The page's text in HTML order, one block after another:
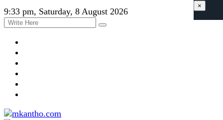
9:33 pm, Saturday, 8 August 2026
×